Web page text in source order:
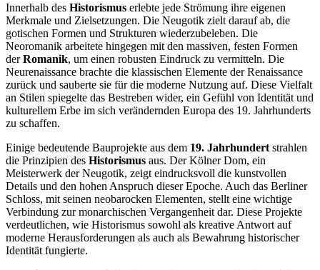
Innerhalb des Historismus erlebte jede Strömung ihre eigenen
Merkmale und Zielsetzungen. Die Neugotik zielt darauf ab, die
gotischen Formen und Strukturen wiederzubeleben. Die
Neoromanik arbeitete hingegen mit den massiven, festen Formen
derRomanik, um einen robusten Eindruck zu vermitteln. Die
Neurenaissance brachte die klassischen Elemente der Renaissance
zurück und sauberte sie für die moderne Nutzung auf. Diese Vielfalt
an Stilen spiegelte das Bestreben wider, ein Gefühl von Identität und
kulturellem Erbe im sich verändernden Europa des 19. Jahrhunderts
zu schaffen.
Einige bedeutende Bauprojekte aus dem 19. Jahrhundert strahlen
die Prinzipien des Historismus aus. Der Kölner Dom, ein
Meisterwerk der Neugotik, zeigt eindrucksvoll die kunstvollen
Details und den hohen Anspruch dieser Epoche. Auch das Berliner
Schloss, mit seinen neobarocken Elementen, stellt eine wichtige
Verbindung zur monarchischen Vergangenheit dar. Diese Projekte
verdeutlichen, wie Historismus sowohl als kreative Antwort auf
moderne Herausforderungen als auch als Bewahrung historischer
Identität fungierte.